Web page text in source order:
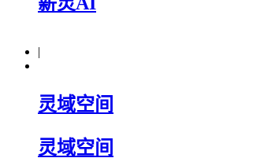
|
灵域空间
灵域空间